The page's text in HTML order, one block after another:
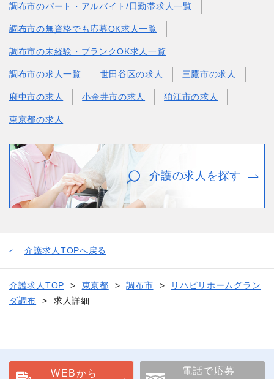
調布市のパート・アルバイト/日勤帯求人一覧
調布市の無資格でも応募OK求人一覧
調布市の未経験・ブランクOK求人一覧
調布市の求人一覧 世田谷区の求人 三鷹市の求人
府中市の求人 小金井市の求人 狛江市の求人
東京都の求人
介護の求人を探す
介護求人TOPへ戻る
介護求人TOP 東京都 調布市
リハビリホームグラン
ダ調布
求人詳細
WEBから
電話で応募